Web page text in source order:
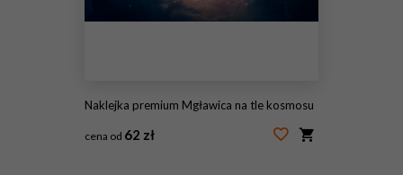
Naklejka premium Mgławica na tle kosmosu
cena od 62 zł